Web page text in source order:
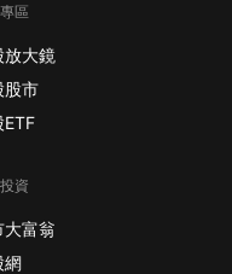
區
放大鏡
股市
ETF
資
大富翁
網